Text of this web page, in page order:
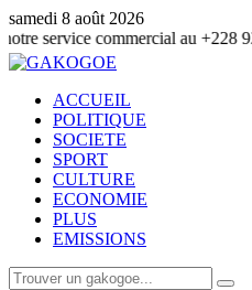
samedi 8 août 2026
commercial au +228 92 69 88 33
ACCUEIL
POLITIQUE
SOCIETE
SPORT
CULTURE
ECONOMIE
PLUS
EMISSIONS